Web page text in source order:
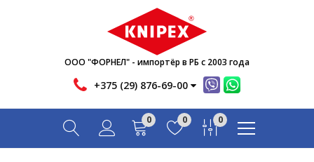
ООО "ФОРНЕЛ" - импортёр в РБ с 2003 года
+375 (29) 876-69-00
0 0 0
Новости
Акции
Инфо
Контакты
Вопрос-ответ